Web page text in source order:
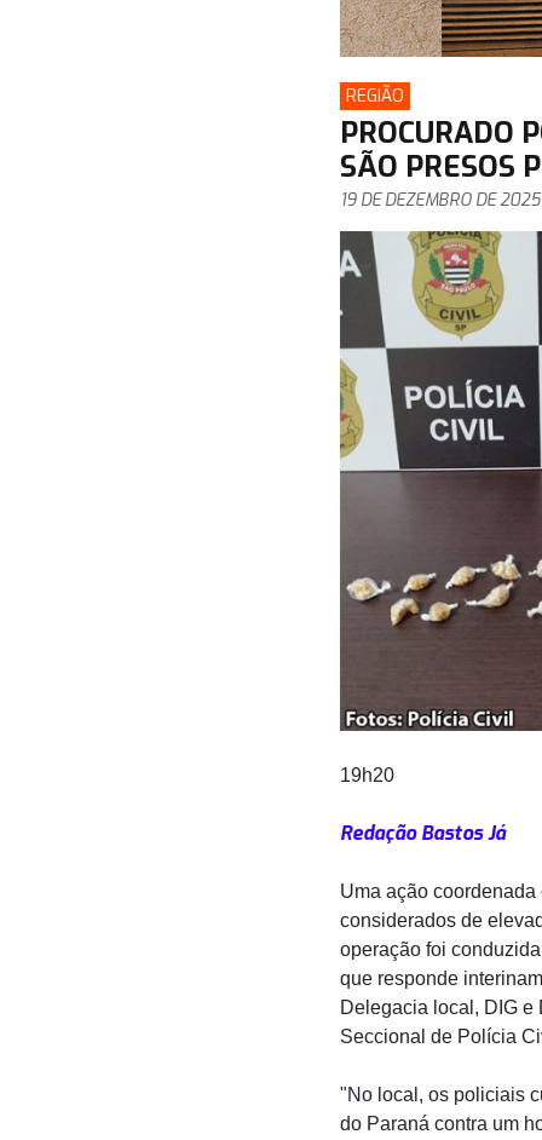
REGIÃO
PROCURADO
SÃO PRESOS
19 DE DEZEMBRO DE 2025
19h20
Redação Bastos Já
Uma ação
considerados de
operação foi
que responde
Delegacia local, DIG
Seccional de Polícia
"No local, os policiais
do Paraná contra um